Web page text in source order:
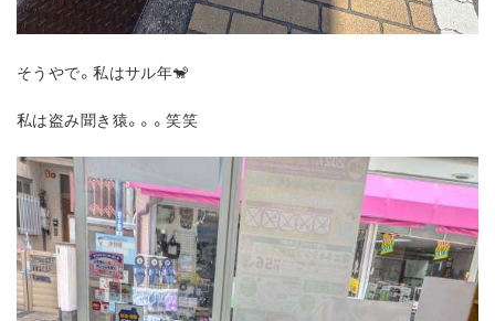
そうやで。私はサル年🐒
私は盗み聞き猿。。。笑笑